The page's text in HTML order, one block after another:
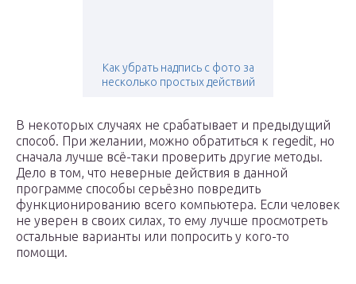
Как убрать надпись с фото за
несколько простых действий
В некоторых случаях не срабатывает и предыдущий
способ. При желании, можно обратиться к regedit, но
сначала лучше всё-таки проверить другие методы.
Дело в том, что неверные действия в данной
программе способы серьёзно повредить
функционированию всего компьютера. Если человек
не уверен в своих силах, то ему лучше просмотреть
остальные варианты или попросить у кого-то
помощи.